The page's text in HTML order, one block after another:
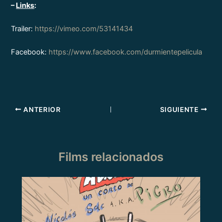
–Links:
Trailer: https://vimeo.com/53141434
Facebook: https://www.facebook.com/durmientepelicula
ANTERIOR SIGUIENTE
Films relacionados